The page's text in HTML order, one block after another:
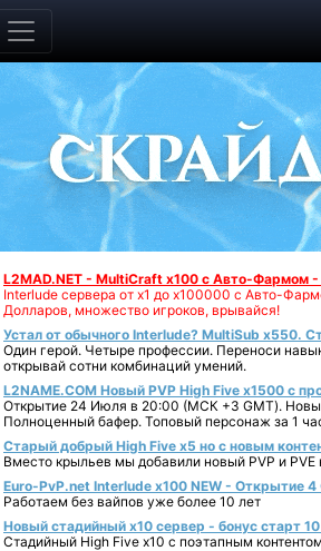
L2MAD.NET - MultiCraft x100 с Авто-Фармом
Interlude сервера от х1 до х100000 с Авто-
Долларов, множество игроков, врывайся!
Устал от обычного Interlude? MultiSub x550.
Один герой. Четыре профессии. Переноси
открывай сотни комбинаций умений.
L2NAME.COM Новый PVP High Five x1500 с
Открытие 24 Июля в 20:00 (МСК +3 GMT).
Полноценный бафер. Топовый персонаж за 1
Старый добрый High Five x5 но с новым
Вместо крыльев мы добавили новый PVP и PVE
Euro-PvP.net Interlude х100 NEW - Открытие 4
Работаем без вайпов уже более 10 лет
Новый стадийный х10 сервер - бонус старт
Стадийный High Five x10 с поэтапным